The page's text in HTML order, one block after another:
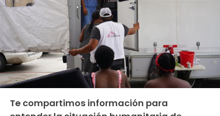
Te compartimos información para